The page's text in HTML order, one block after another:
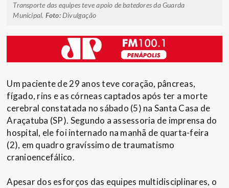
Transporte das equipes teve apoio de batedores da Guarda
Municipal. Foto:Divulgação
Um paciente de 29 anos teve coração, pâncreas,
fígado, rins e as córneas captados após ter a morte
cerebral constatada no sábado (5) na Santa Casa de
Araçatuba (SP). Segundo a assessoria de imprensa do
hospital, ele foi internado na manhã de quarta-feira
(2), em quadro gravíssimo de traumatismo
cranioencefálico.
Apesar dos esforços das equipes multidisciplinares, o